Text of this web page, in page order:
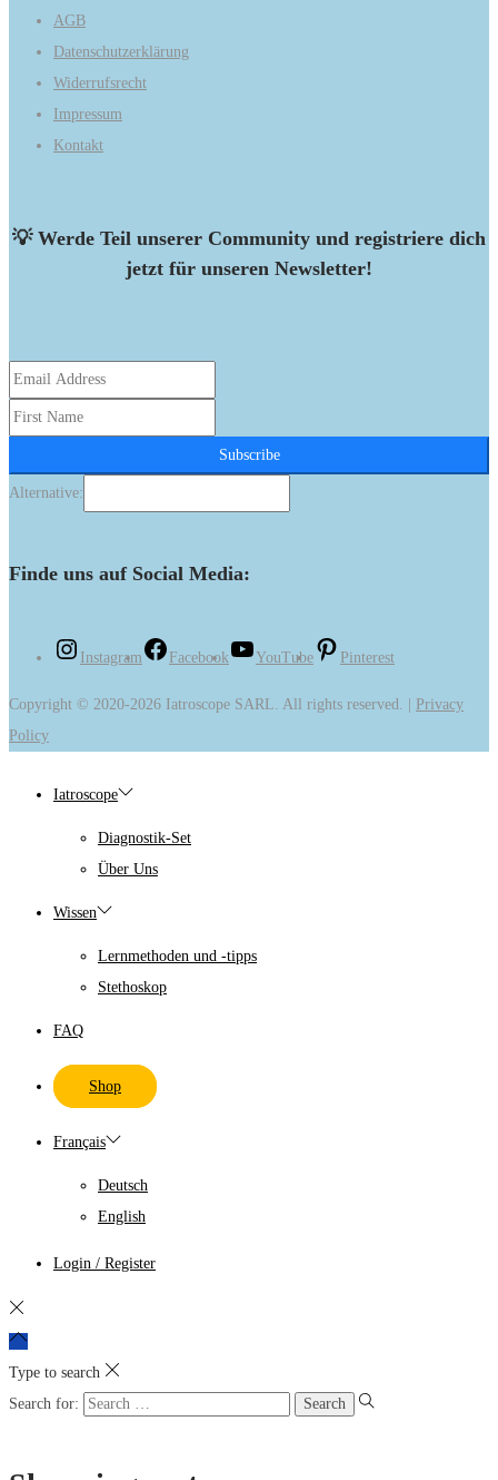
AGB
Datenschutzerklärung
Widerrufsrecht
Impressum
Kontakt
💡 Werde Teil unserer Community und registriere dich
jetzt für unseren Newsletter!
Subscribe
Alternative:
Finde uns auf Social Media:
Instagram Facebook YouTube Pinterest
Copyright © 2020-2026 Iatroscope SARL. All rights reserved. | Privacy
Policy
Iatroscope
Diagnostik-Set
Über Uns
Wissen
Lernmethoden und -tipps
Stethoskop
FAQ
Shop
Français
Deutsch
English
Login / Register
Type to search
Search for: